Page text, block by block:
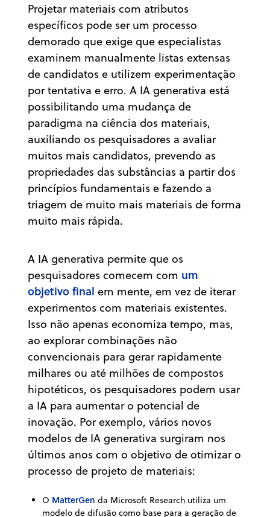
Projetar materiais com atributos
específicos pode ser um processo
demorado que exige que especialistas
examinem manualmente listas extensas
de candidatos e utilizem experimentação
por tentativa e erro. A IA generativa está
possibilitando uma mudança de
paradigma na ciência dos materiais,
auxiliando os pesquisadores a avaliar
muitos mais candidatos, prevendo as
propriedades das substâncias a partir dos
princípios fundamentais e fazendo a
triagem de muito mais materiais de forma
muito mais rápida.
A IA generativa permite que os
pesquisadores comecem com um
objetivo final em mente, em vez de iterar
experimentos com materiais existentes.
Isso não apenas economiza tempo, mas,
ao explorar combinações não
convencionais para gerar rapidamente
milhares ou até milhões de compostos
hipotéticos, os pesquisadores podem usar
a IA para aumentar o potencial de
inovação. Por exemplo, vários novos
modelos de IA generativa surgiram nos
últimos anos com o objetivo de otimizar o
processo de projeto de materiais:
O MatterGen da Microsoft Research utiliza um
modelo de difusão como base para a geração de